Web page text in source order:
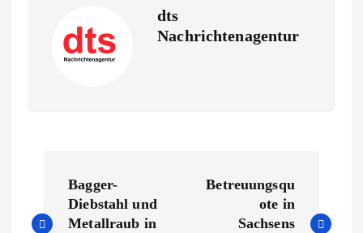
dts
Nachrichtenagentur
e
Bagger-
Diebstahl und
Metallraub in
Betreuungsqu
ote in
Sachsens